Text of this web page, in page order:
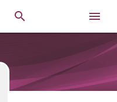
 